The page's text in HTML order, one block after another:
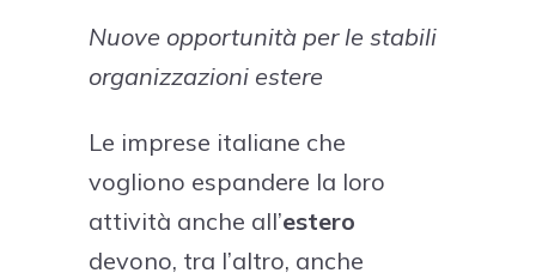
Nuove opportunità per le stabili
organizzazioni estere
Le imprese italiane che
vogliono espandere la loro
attività anche all’estero
devono, tra l’altro, anche